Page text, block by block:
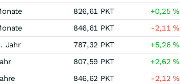
826,61 PKT +0,25%
846,61 PKT -2,11%
Jahr
787,32 PKT +5,26%
807,59 PKT +2,62%
846,62 PKT -2,12%